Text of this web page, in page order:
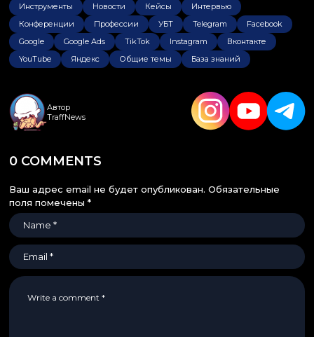
Инструменты
Новости Кейсы
Интервью
Конференции
Профессии УБТ Telegram
Facebook
Google
Google Ads TikTok Instagram
Вконтакте
YouTube
Яндекс Общие темы База знаний
Автор
TraffNews
0 COMMENTS
Ваш адрес email не будет опубликован. Обязательные
поля помечены *